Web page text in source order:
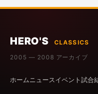
HERO'S
CLASSICS
2005 — 2008 アーカイブ
ホームニュースイベント試合